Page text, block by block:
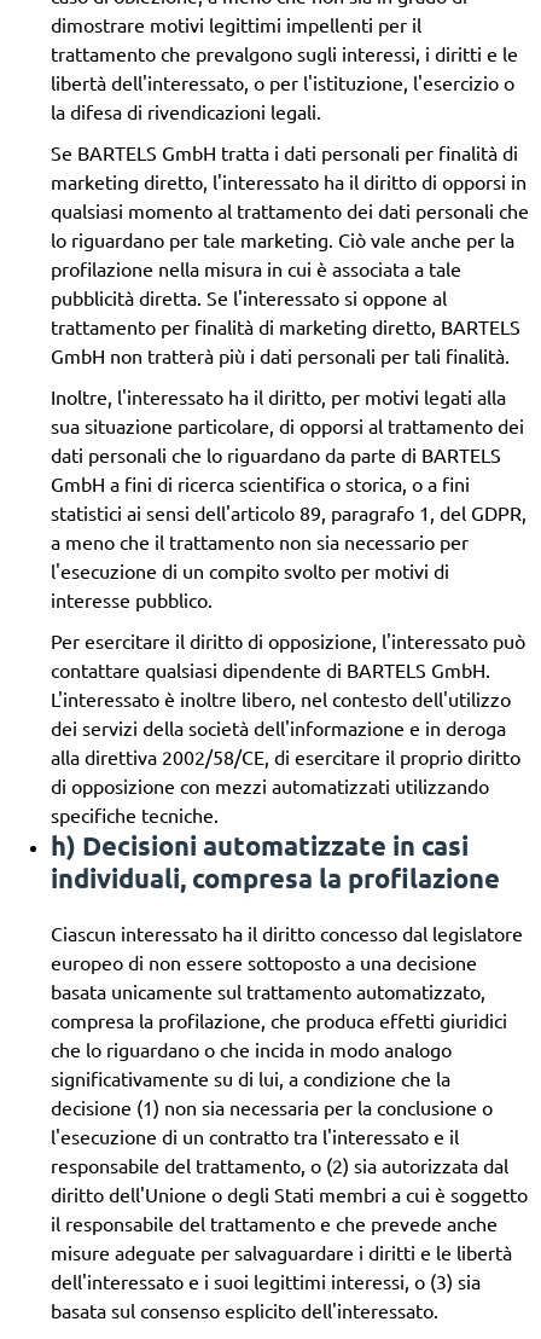
dimostrare motivi legittimi impellenti per il
trattamento che prevalgono sugli interessi, i diritti e le
libertà dell'interessato, o per l'istituzione, l'esercizio o
la difesa di rivendicazioni legali.
Se BARTELS GmbH tratta i dati personali per finalità di
marketing diretto, l'interessato ha il diritto di opporsi in
qualsiasi momento al trattamento dei dati personali che
lo riguardano per tale marketing. Ciò vale anche per la
profilazione nella misura in cui è associata a tale
pubblicità diretta. Se l'interessato si oppone al
trattamento per finalità di marketing diretto, BARTELS
GmbH non tratterà più i dati personali per tali finalità.
Inoltre, l'interessato ha il diritto, per motivi legati alla
sua situazione particolare, di opporsi al trattamento dei
dati personali che lo riguardano da parte di BARTELS
GmbH a fini di ricerca scientifica o storica, o a fini
statistici ai sensi dell'articolo 89, paragrafo 1, del GDPR,
a meno che il trattamento non sia necessario per
l'esecuzione di un compito svolto per motivi di
interesse pubblico.
Per esercitare il diritto di opposizione, l'interessato può
contattare qualsiasi dipendente di BARTELS GmbH.
L'interessato è inoltre libero, nel contesto dell'utilizzo
dei servizi della società dell'informazione e in deroga
alla direttiva 2002/58/CE, di esercitare il proprio diritto
di opposizione con mezzi automatizzati utilizzando
specifiche tecniche.
h) Decisioni automatizzate in casi
individuali, compresa la profilazione
Ciascun interessato ha il diritto concesso dal legislatore
europeo di non essere sottoposto a una decisione
basata unicamente sul trattamento automatizzato,
compresa la profilazione, che produca effetti giuridici
che lo riguardano o che incida in modo analogo
significativamente su di lui, a condizione che la
decisione (1) non sia necessaria per la conclusione o
l'esecuzione di un contratto tra l'interessato e il
responsabile del trattamento, o (2) sia autorizzata dal
diritto dell'Unione o degli Stati membri a cui è soggetto
il responsabile del trattamento e che prevede anche
misure adeguate per salvaguardare i diritti e le libertà
dell'interessato e i suoi legittimi interessi, o (3) sia
basata sul consenso esplicito dell'interessato.